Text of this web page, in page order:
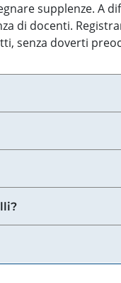
supplenze. A
di docenti.
senza doverti